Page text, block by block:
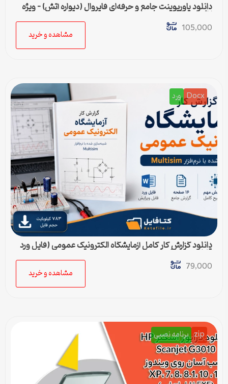
دانلود پاورپوینت جامع و حرفه‌ای فایروال (دیواره آتش) – ویژه
ارائه و پروژه
105,000
مشاهده و خرید
Docx ورد
دانلود گزارش کار کامل آزمایشگاه الکترونیک عمومی (فایل ورد
قابل ویرایش)
79,000
مشاهده و خرید
zip برنامه نصبی